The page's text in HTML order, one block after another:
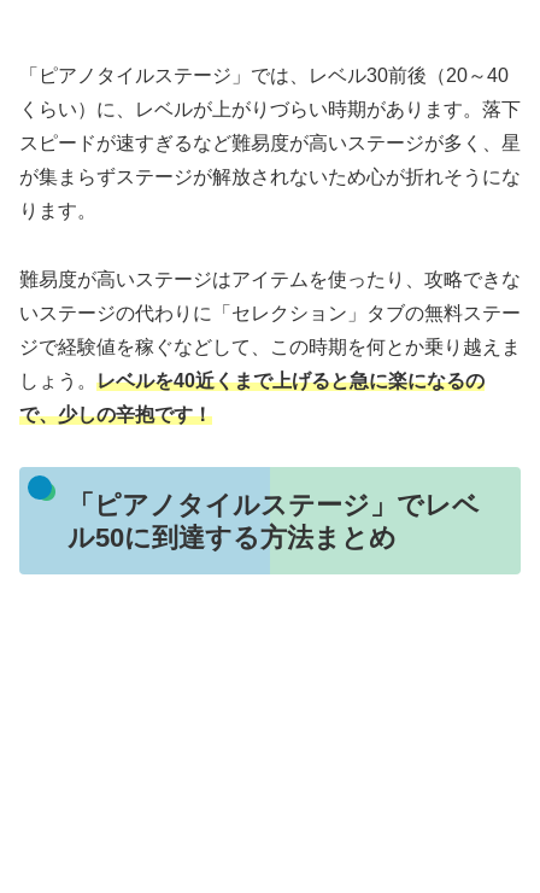
「ピアノタイルステージ」では、レベル30前後（20～40
くらい）に、レベルが上がりづらい時期があります。落下
スピードが速すぎるなど難易度が高いステージが多く、星
が集まらずステージが解放されないため心が折れそうにな
ります。
難易度が高いステージはアイテムを使ったり、攻略できな
いステージの代わりに「セレクション」タブの無料ステー
ジで経験値を稼ぐなどして、この時期を何とか乗り越えま
しょう。 レベルを40近くまで上げると急に楽になるの
で、少しの辛抱です！
「ピアノタイルステージ」でレベ
ル50に到達する方法まとめ